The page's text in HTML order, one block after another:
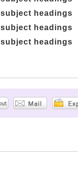
subject headings
subject headings
subject headings